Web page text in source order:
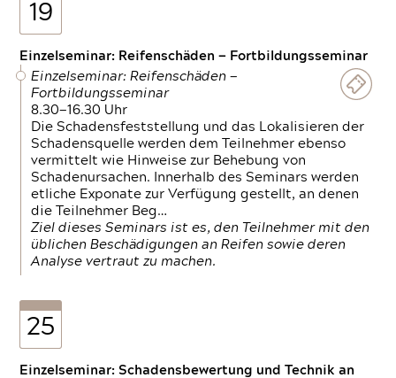
19
Einzelseminar: Reifenschäden — Fortbildungsseminar
Einzelseminar: Reifenschäden —
Fortbildungsseminar
8.30—16.30 Uhr
Die Schadensfeststellung und das Lokalisieren der
Schadensquelle werden dem Teilnehmer ebenso
vermittelt wie Hinweise zur Behebung von
Schadenursachen. Innerhalb des Seminars werden
etliche Exponate zur Verfügung gestellt, an denen
die Teilnehmer Beg…
Ziel dieses Seminars ist es, den Teilnehmer mit den
üblichen Beschädigungen an Reifen sowie deren
Analyse vertraut zu machen.
25
Einzelseminar: Schadensbewertung und Technik an